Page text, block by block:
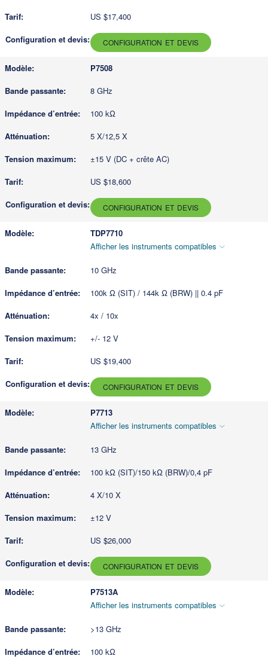
US $17,400
CONFIGURATION ET DEVIS
P7508
8 GHz
100 kΩ
5 X/12,5 X
±15 V (DC + crête AC)
US $18,600
CONFIGURATION ET DEVIS
TDP7710
Afficher les instruments compatibles
10 GHz
100k Ω (SIT) / 144k Ω (BRW) || 0.4 pF
4x / 10x
+/- 12 V
US $19,400
CONFIGURATION ET DEVIS
P7713
Afficher les instruments compatibles
13 GHz
100 kΩ (SIT)/150 kΩ (BRW)/0,4 pF
4 X/10 X
±12 V
US $26,000
CONFIGURATION ET DEVIS
P7513A
Afficher les instruments compatibles
>13 GHz
100 kΩ